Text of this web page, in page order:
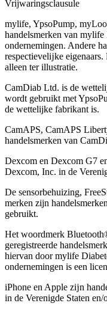
Vrijwaringsclausule
mylife, YpsoPump,
handelsmerken van mylife
ondernemingen. Andere
respectievelĳke
alleen ter illustratie.
CamDiab Ltd. is de
wordt gebruikt met
de wettelijke fabrikant is.
CamAPS, CamAPS
handelsmerken van
Dexcom en Dexcom G7
Dexcom, Inc. in de
De sensorbehuizing,
merken zijn
gebruikt.
Het woordmerk
geregistreerde
hiervan door mylife
ondernemingen is een
iPhone en Apple zĳn
in de Verenigde Staten en/